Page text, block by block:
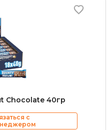
Chocolate 40гр
с